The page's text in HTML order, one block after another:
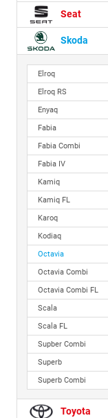
Seat
Skoda
Elroq
Elroq RS
Enyaq
Fabia
Fabia Combi
Fabia IV
Kamiq
Kamiq FL
Karoq
Kodiaq
Octavia
Octavia Combi
Octavia Combi FL
Scala
Scala FL
Supber Combi
Superb
Superb Combi
Toyota